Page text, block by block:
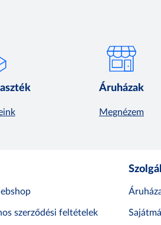
Áruházak
Megnézem
szerződési feltételek